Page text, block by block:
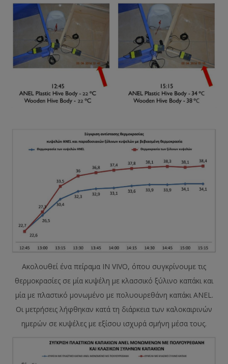
Ακολουθεί ένα πείραμα IN VIVO, όπου συγκρίνουμε τις
θερμοκρασίες σε μία κυψέλη με κλασσικό ξύλινο καπάκι και
μία με πλαστικό μονωμένο με πολυουρεθάνη καπάκι ANEL.
Οι μετρήσεις λήφθηκαν κατά τη διάρκεια των καλοκαιρινών
ημερών σε κυψέλες με εξίσου ισχυρά σμήνη μέσα τους.